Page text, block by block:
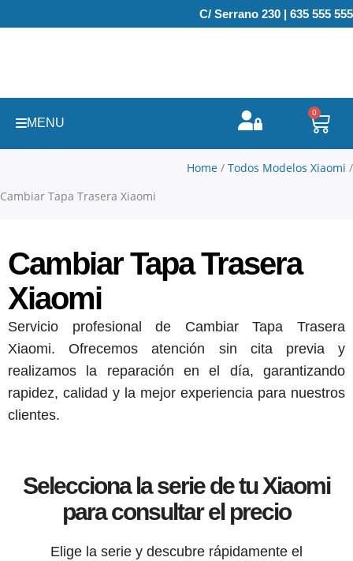
al
C/ Serrano 230 | 635 555 555
MENU
0
Home / Todos Modelos Xiaomi /
Cambiar Tapa Trasera Xiaomi
Cambiar Tapa Trasera
Xiaomi
Servicio profesional de Cambiar Tapa Trasera
Xiaomi. Ofrecemos atención sin cita previa y
realizamos la reparación en el día, garantizando
rapidez, calidad y la mejor experiencia para nuestros
clientes.
Selecciona la serie de tu Xiaomi
para consultar el precio
Elige la serie y descubre rápidamente el